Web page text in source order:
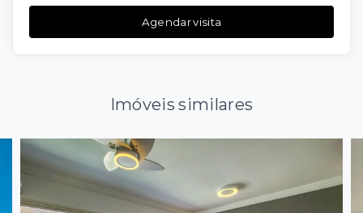
Agendar visita
Imóveis similares